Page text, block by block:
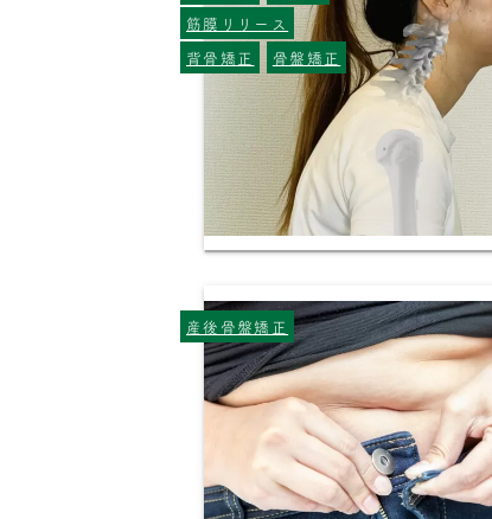
筋膜リリース
背骨矯正
骨盤矯正
産後骨盤矯正